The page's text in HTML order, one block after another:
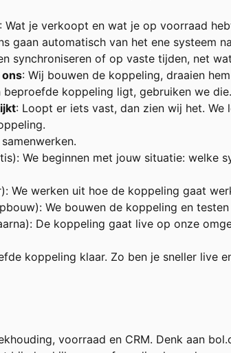
: Wat je verkoopt en wat je op voorraad
gaan automatisch van het ene systeem
synchroniseren of op vaste tijden, net
: Wij bouwen de koppeling, draaien
beproefde koppeling ligt, gebruiken we
: Loopt er iets vast, dan zien wij het.
We beginnen met jouw situatie: welke
We werken uit hoe de koppeling gaat
We bouwen de koppeling en
De koppeling gaat live op onze
koppeling klaar. Zo ben je sneller live
voorraad en CRM. Denk aan